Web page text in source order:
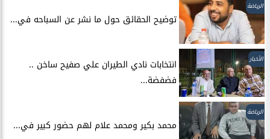
الرياضة
توضيح الحقائق حول ما نشر عن السباحه في...
الأخبار
انتخابات نادي الطيران علي صفيح ساخن ..
فضفضة...
الرياضة
محمد بكير ومحمد علام لهم حضور كبير في...